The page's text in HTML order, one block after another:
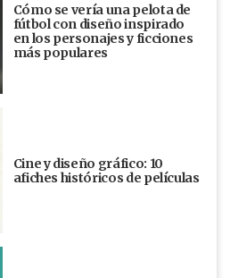
Cómo se vería una pelota de
fútbol con diseño inspirado
en los personajes y ficciones
más populares
Cine y diseño gráfico: 10
afiches históricos de películas